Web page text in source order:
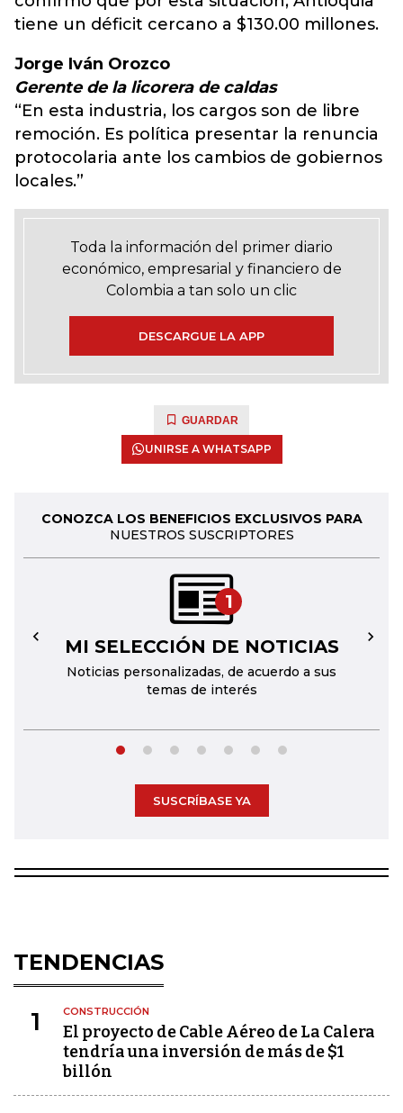
tiene un déficit cercano a $130.00 millones.
Jorge Iván Orozco
Gerente de la licorera de caldas
“En esta industria, los cargos son de libre
remoción. Es política presentar la renuncia
protocolaria ante los cambios de gobiernos
locales.”
Toda la información del primer diario
económico, empresarial y financiero de
Colombia a tan solo un clic
DESCARGUE LA APP
GUARDAR
UNIRSE A WHATSAPP
CONOZCA LOS BENEFICIOS EXCLUSIVOS PARA
NUESTROS SUSCRIPTORES
1
MI SELECCIÓN DE NOTICIAS
Noticias personalizadas, de acuerdo a sus
temas de interés
← →
SUSCRÍBASE YA
TENDENCIAS
1 CONSTRUCCIÓN
El proyecto de Cable Aéreo de La Calera
tendría una inversión de más de $1
billón